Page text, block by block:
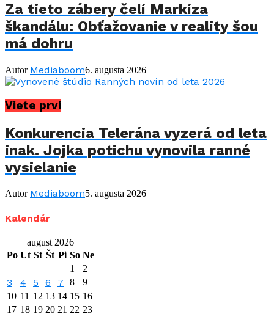
Za tieto zábery čelí Markíza
škandálu: Obťažovanie v reality šou
má dohru
Autor Mediaboom6. augusta 2026
Viete prví
Konkurencia Telerána vyzerá od leta
inak. Jojka potichu vynovila ranné
vysielanie
Autor Mediaboom5. augusta 2026
Kalendár
august 2026
Po Ut St Št Pi So Ne
1
2
3 4 5 6 7 8
9
10 11 12 13 14 15 16
17 18 19 20 21 22 23